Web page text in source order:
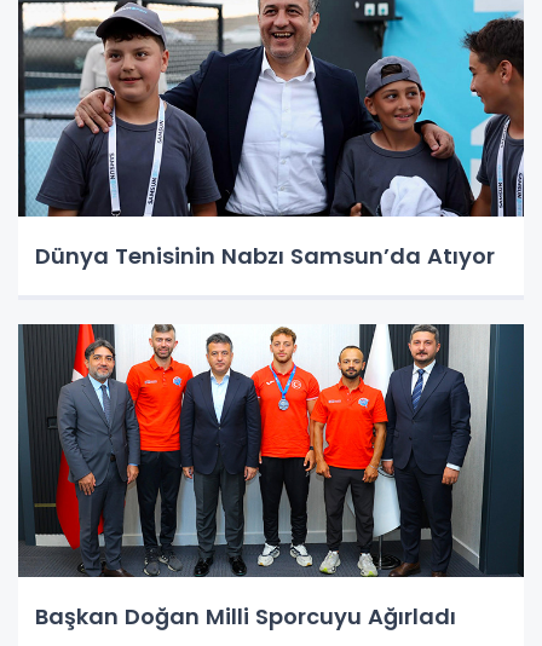
Dünya Tenisinin Nabzı Samsun’da Atıyor
Başkan Doğan Milli Sporcuyu Ağırladı